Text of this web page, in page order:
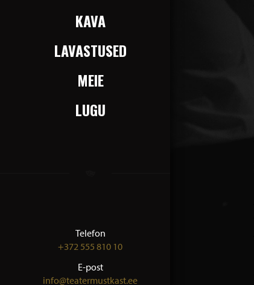
KAVA
LAVASTUSED
MEIE
LUGU
Telefon
+372 555 810 10
E-post
info@teatermustkast.ee